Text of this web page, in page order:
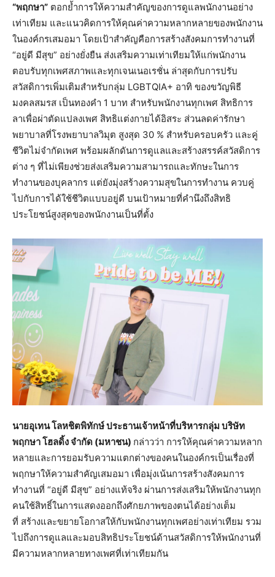
“พฤกษา” ตอกย้ำการให้ความสำคัญของการดูแลพนักงานอย่าง
เท่าเทียม และแนวคิดการให้คุณค่าความหลากหลายของพนักงาน
ในองค์กรเสมอมา โดยเป้าสำคัญคือการสร้างสังคมการทำงานที่
“อยู่ดี มีสุข” อย่างยั่งยืน ส่งเสริมความเท่าเทียมให้แก่พนักงาน
ตอบรับทุกเพศสภาพและทุกเจนเนอเรชั่น ล่าสุดกับการปรับ
สวัสดิการเพิ่มเติมสำหรับกลุ่ม LGBTQIA+ อาทิ ของขวัญพิธี
มงคลสมรส เป็นทองคำ 1 บาท สำหรับพนักงานทุกเพศ สิทธิการ
ลาเพื่อผ่าตัดแปลงเพศ สิทธิแต่งกายได้อิสระ ส่วนลดค่ารักษา
พยาบาลที่โรงพยาบาลวิมุต สูงสุด 30 % สำหรับครอบครัว และคู่
ชีวิตไม่จำกัดเพศ พร้อมผลักดันการดูแลและสร้างสรรค์สวัสดิการ
ต่าง ๆ ที่ไม่เพียงช่วยส่งเสริมความสามารถและทักษะในการ
ทำงานของบุคลากร แต่ยังมุ่งสร้างความสุขในการทำงาน ควบคู่
ไปกับการได้ใช้ชีวิตแบบอยู่ดี บนเป้าหมายที่คำนึงถึงสิทธิ
ประโยชน์สูงสุดของพนักงานเป็นที่ตั้ง
นายอุเทน โลหชิตพิทักษ์ ประธานเจ้าหน้าที่บริหารกลุ่ม บริษัท
พฤกษา โฮลดิ้ง จำกัด (มหาชน) กล่าวว่า การให้คุณค่าความหลาก
หลายและการยอมรับความแตกต่างของคนในองค์กรเป็นเรื่องที่
พฤกษาให้ความสำคัญเสมอมา เพื่อมุ่งเน้นการสร้างสังคมการ
ทำงานที่ “อยู่ดี มีสุข” อย่างแท้จริง ผ่านการส่งเสริมให้พนักงานทุก
คนใช้สิทธิ์ในการแสดงออกถึงศักยภาพของตนได้อย่างเต็ม
ที่ สร้างและขยายโอกาสให้กับพนักงานทุกเพศอย่างเท่าเทียม รวม
ไปถึงการดูแลและมอบสิทธิประโยชน์ด้านสวัสดิการให้พนักงานที่
มีความหลากหลายทางเพศที่เท่าเทียมกัน